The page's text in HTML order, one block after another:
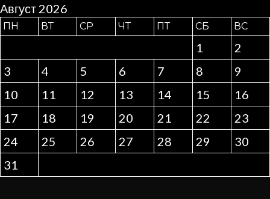
Август 2026
ПН ВТ СР ЧТ ПТ СБ ВС
1
2
3
4 5 6 7 8
9
10
11 12 13 14 15
16
17
18 19 20 21 22
23
24
25 26 27 28 29
30
31